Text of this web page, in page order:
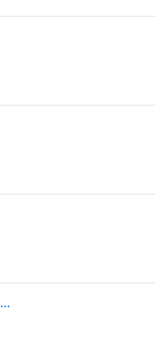
(ComputerSalg) Philips Hue - Förlängningskabel för ström - 2.5 m - utomhus - svart